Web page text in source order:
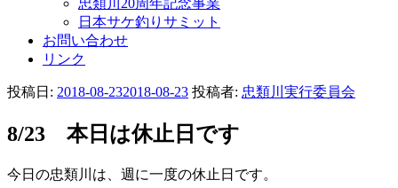
忠類川20周年記念事業
日本サケ釣りサミット
お問い合わせ
リンク
投稿日: 2018-08-232018-08-23 投稿者: 忠類川実行委員会
8/23 本日は休止日です
今日の忠類川は、週に一度の休止日です。